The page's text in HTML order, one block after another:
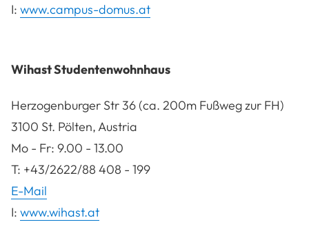
I: www.campus-domus.at
Wihast Studentenwohnhaus
Herzogenburger Str 36 (ca. 200m Fußweg zur FH)
3100 St. Pölten, Austria
Mo - Fr: 9.00 - 13.00
T: +43/2622/88 408 - 199
E-Mail
I: www.wihast.at